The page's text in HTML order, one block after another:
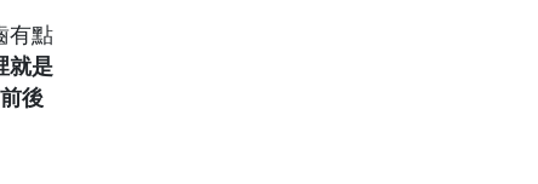
有點
就是
前後